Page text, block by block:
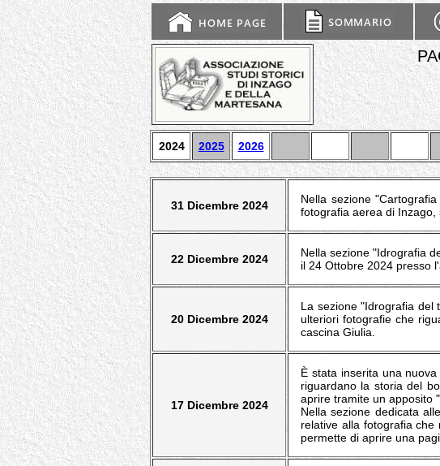
2024 2025 2026
31 Dicembre 2024
Nella sezione
fotografia aerea di
22 Dicembre 2024
Nella sezione "Idrografia
il 24 Ottobre 2024 presso
20 Dicembre 2024
La sezione "Idrografia del
ulteriori fotografie che
cascina Giulia.
17 Dicembre 2024
È stata inserita una
riguardano la storia del
aprire tramite un apposito
Nella sezione dedicata
relative alla fotografia
permette di aprire una